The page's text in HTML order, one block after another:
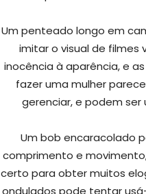
Um penteado longo em
imitar o visual de filmes
inocência à aparência, e
fazer uma mulher
gerenciar, e podem
Um bob encaracolado
comprimento e
certo para obter muitos
ondulados pode tentar